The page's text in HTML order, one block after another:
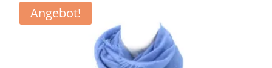
Angebot!